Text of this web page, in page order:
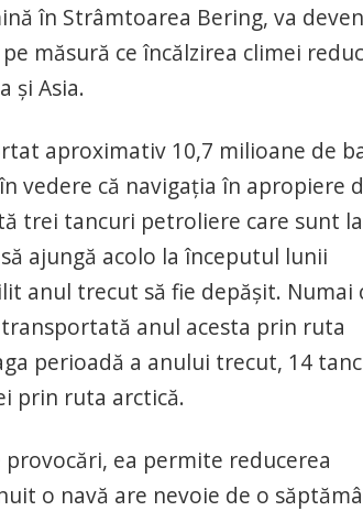
în Strâmtoarea Bering, va
măsură ce încălzirea climei
şi Asia.
aproximativ 10,7 milioane de
vedere că navigaţia în apropiere
trei tancuri petroliere care sunt la
ajungă acolo la începutul lunii
anul trecut să fie depăşit. Numai
anul acesta prin ruta
perioadă a anului trecut, 14
prin ruta arctică.
ea permite reducerea
o navă are nevoie de o